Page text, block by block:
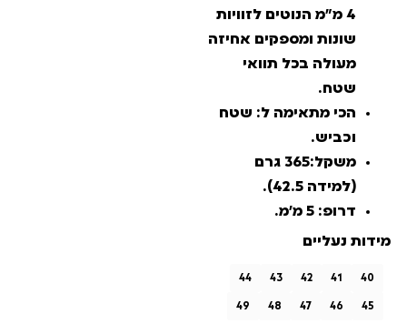
4 מ"מ הנוטים לזוויות
שונות ומספקים אחיזה
מעולה בכל תוואי
שטח.
הכי מתאימה ל: שטח
וכביש.
משקל:365 גרם
(למידה 42.5).
דרופ: 5 מ״מ.
מידות נעליים
40
41
42
43
44
45
46
47
48
49